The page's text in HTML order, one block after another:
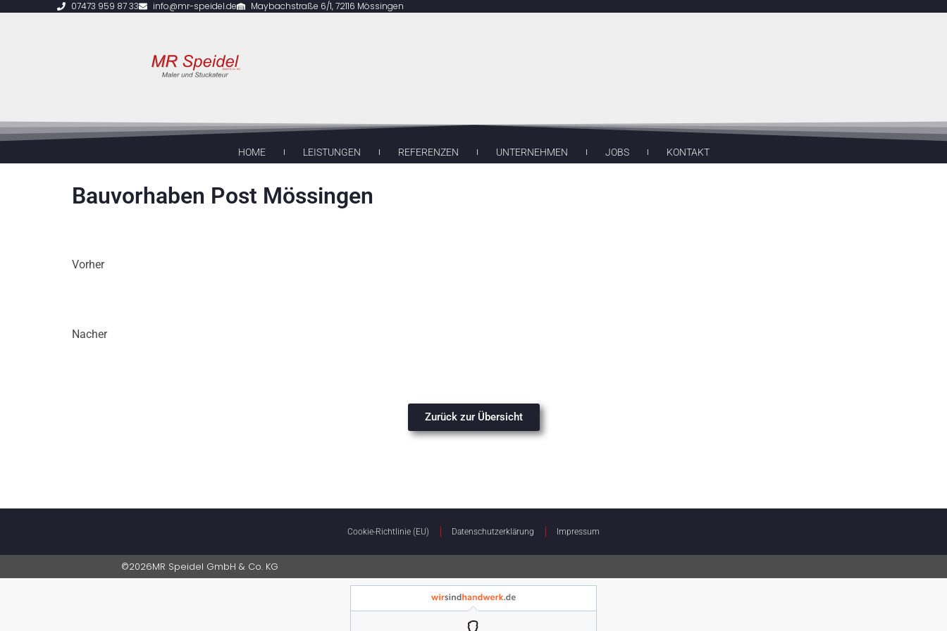
07473 959 87 33 info@mr-speidel.de Maybachstraße 6/1, 72116 Mössingen
HOME LEISTUNGEN REFERENZEN UNTERNEHMEN JOBS KONTAKT
Bauvorhaben Post Mössingen
Vorher
Nacher
Zurück zur Übersicht
Cookie-Richtlinie (EU) Datenschutzerklärung Impressum
©2026MR Speidel GmbH & Co. KG